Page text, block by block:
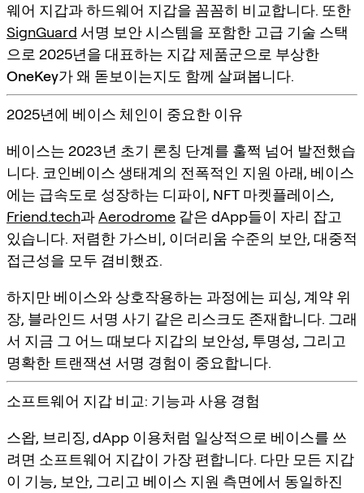
웨어 지갑과하드웨어 지갑을 꼼꼼히 비교합니다. 또한
SignGuard 서명 보안 시스템을 포함한 고급 기술 스택
으로 2025년을 대표하는 지갑 제품군으로 부상한
OneKey가 왜 돋보이는지도 함께 살펴봅니다.
2025년에 베이스 체인이 중요한 이유
베이스는 2023년 초기 론칭 단계를 훌쩍 넘어 발전했습
니다. 코인베이스 생태계의 전폭적인 지원 아래, 베이스
에는 급속도로 성장하는 디파이, NFT 마켓플레이스,
Friend.tech과Aerodrome 같은 dApp들이 자리 잡고
있습니다. 저렴한 가스비, 이더리움 수준의 보안, 대중적
접근성을 모두 겸비했죠.
하지만 베이스와 상호작용하는 과정에는 피싱, 계약 위
장, 블라인드 서명 사기 같은 리스크도 존재합니다. 그래
서 지금 그 어느 때보다 지갑의 보안성, 투명성, 그리고
명확한 트랜잭션 서명 경험이 중요합니다.
소프트웨어 지갑 비교: 기능과 사용 경험
스왑, 브리징, dApp 이용처럼 일상적으로 베이스를 쓰
려면 소프트웨어 지갑이 가장 편합니다. 다만 모든 지갑
이 기능, 보안, 그리고 베이스 지원 측면에서 동일하진